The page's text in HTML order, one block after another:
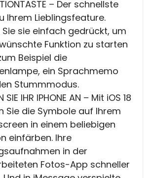
– Der schnellste
Ihrem Lieblingsfeature.
Sie sie einfach gedrückt, um
Funktion zu starten
Beispiel die
ein Sprachmemo
Stummmodus.
SIE IHR IPHONE AN – Mit iOS 18
Sie die Symbole auf Ihrem
in einem beliebigen
einfärben. Ihre
in der
Fotos-App schneller